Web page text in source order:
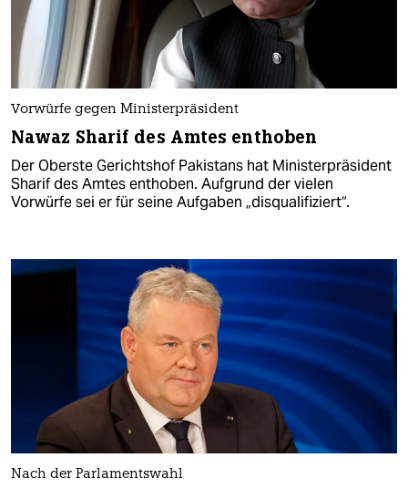
Vorwürfe gegen Ministerpräsident
Nawaz Sharif des Amtes enthoben
Der Oberste Gerichtshof Pakistans hat Ministerpräsident
Sharif des Amtes enthoben. Aufgrund der vielen
Vorwürfe sei er für seine Aufgaben „disqualifiziert“.
Nach der Parlamentswahl